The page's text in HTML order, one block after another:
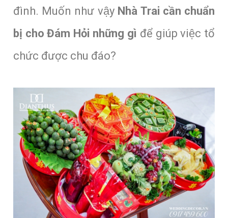
đình. Muốn như vậy Nhà Trai cần chuẩn
bị cho Đám Hỏi những gì để giúp việc tổ
chức được chu đáo?